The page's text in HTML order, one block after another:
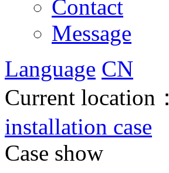
Contact
Message
Language CN
Current location：
installation case
Case show